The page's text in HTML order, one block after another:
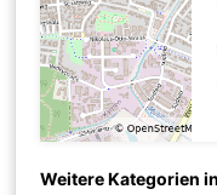
Weitere Kategorien